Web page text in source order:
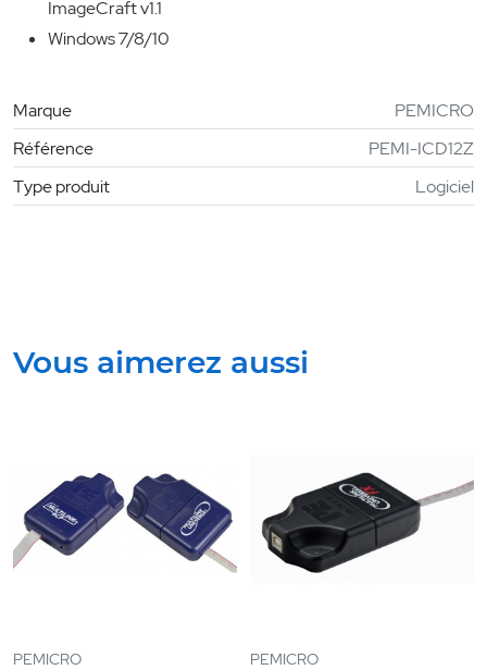
ImageCraft v1.1
Windows 7/8/10
Marque
PEMICRO
Référence
PEMI-ICD12Z
Type produit
Logiciel
Vous aimerez aussi
PEMICRO PEMICRO